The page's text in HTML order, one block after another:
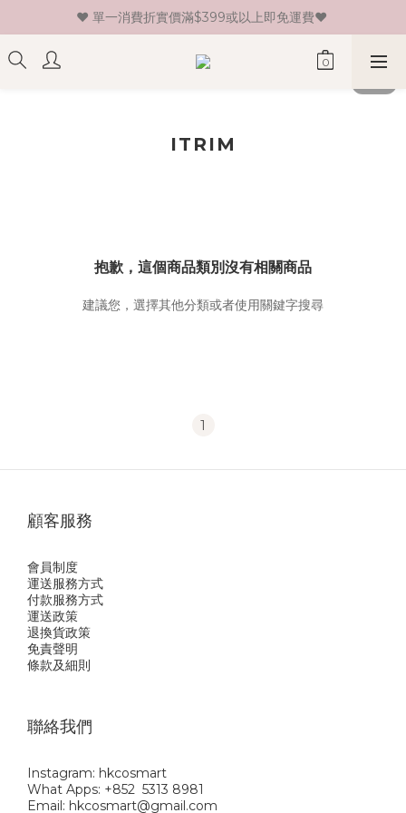
♥ 新會員登記即送HK$30 現金卷♥
♥ 單一消費折實價滿$399或以上即免運費♥
♥ 新會員登記即送HK$30 現金卷♥
ITRIM
抱歉，這個商品類別沒有相關商品
建議您，選擇其他分類或者使用關鍵字搜尋
1
顧客服務
會員制度
運送服務方式
付款服務方式
運送政策
退換貨政策
免責聲明
條款及細則
聯絡我們
Instagram: hkcosmart
What Apps: +852 5313 8981
Email: hkcosmart@gmail.com